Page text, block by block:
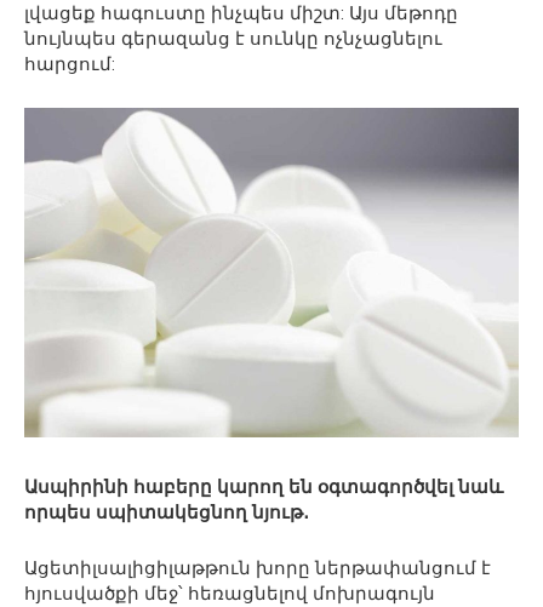
լվացեք հագուստը ինչպես միշտ: Այս մեթոդը
նույնպես գերազանց է սունկը ոչնչացնելու
հարցում:
Ասպիրինի հաբերը կարող են օգտագործվել նաև
որպես սպիտակեցնող նյութ․
Ացետիլսալիցիլաթթուն խորը ներթափանցում է
հյուսվածքի մեջ՝ հեռացնելով մոխրագույն